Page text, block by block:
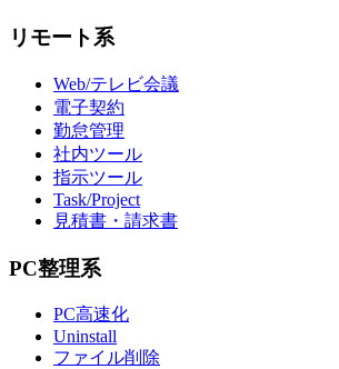
リモート系
Web/テレビ会議
電子契約
勤怠管理
社内ツール
指示ツール
Task/Project
見積書・請求書
PC整理系
PC高速化
Uninstall
ファイル削除